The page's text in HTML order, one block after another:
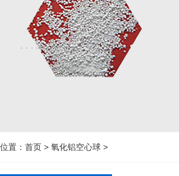
置： 首页 > 氧化铝空心球 >